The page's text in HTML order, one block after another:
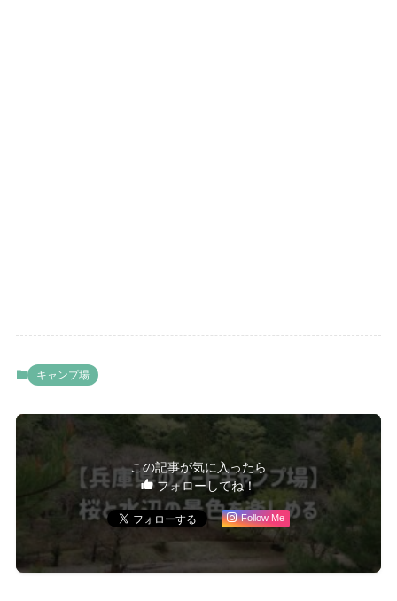
キャンプ場
この記事が気に入ったら
フォローしてね！
Follow Me